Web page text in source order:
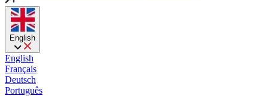
English
English
Français
Deutsch
Português